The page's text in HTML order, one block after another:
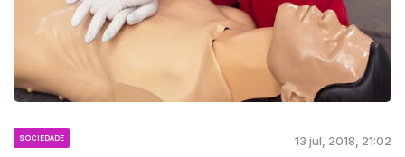
SOCIEDADE 13 jul, 2018, 21:02